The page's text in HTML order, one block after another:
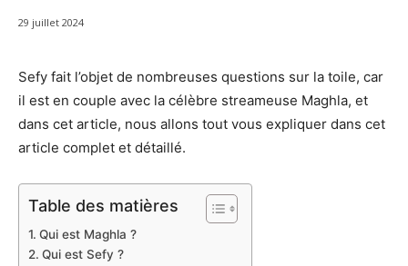
29 juillet 2024
Sefy fait l’objet de nombreuses questions sur la toile, car
il est en couple avec la célèbre streameuse Maghla, et
dans cet article, nous allons tout vous expliquer dans cet
article complet et détaillé.
Table des matières
Qui est Maghla ?
Qui est Sefy ?